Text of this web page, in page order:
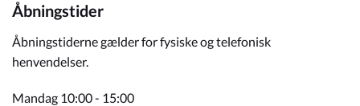
Åbningstider
Åbningstiderne gælder for fysiske og telefonisk
henvendelser.
Mandag 10:00 - 15:00